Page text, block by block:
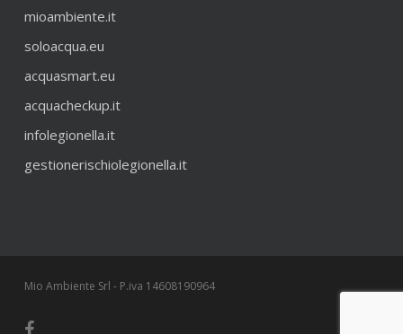
mioambiente.it
soloacqua.eu
acquasmart.eu
acquacheckup.it
infolegionella.it
gestionerischiolegionella.it
Mio Ambiente Srl - P.iva 14608190964
facebook